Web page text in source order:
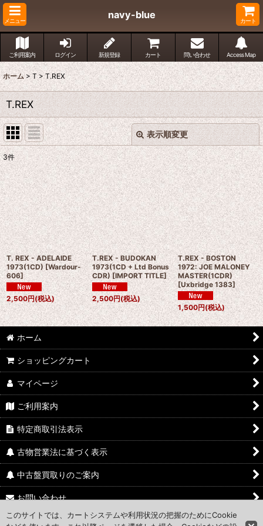
メニュー
navy-blue
カート
ご利用案内 ログイン 新規登録 カート 問い合わせ Access Map
ホーム > T > T.REX
T.REX
表示順変更
表示数:
並び順:
絞り込む
閉じる
3件
T. REX - ADELAIDE
1973(1CD) [Wardour-
606]
2,500円(税込)
T.REX - BUDOKAN
1973(1CD + Ltd Bonus
CDR) [IMPORT TITLE]
2,500円(税込)
T.REX - BOSTON
1972: JOE MALONEY
MASTER(1CDR)
[Uxbridge 1383]
1,500円(税込)
ホーム
ショッピングカート
マイページ
ご利用案内
特定商取引法表示
古物営業法に基づく表示
中古盤買取りのご案内
お問い合わせ
Access Map
このサイトでは、カートシステムや利用状況の把握のためにCookie